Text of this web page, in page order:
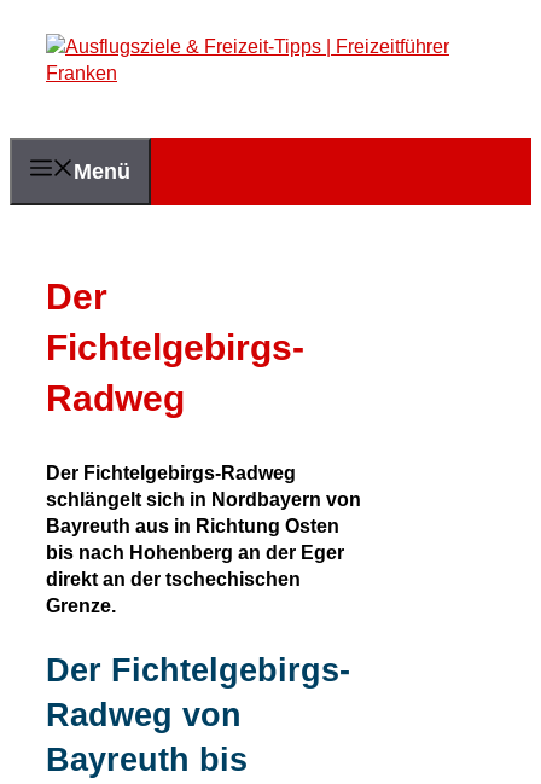
Inhalt
springen
Menü
Der
Fichtelgebirgs-
Radweg
Der Fichtelgebirgs-Radweg
schlängelt sich in Nordbayern von
Bayreuth aus in Richtung Osten
bis nach Hohenberg an der Eger
direkt an der tschechischen
Grenze.
Der Fichtelgebirgs-
Radweg von
Bayreuth bis